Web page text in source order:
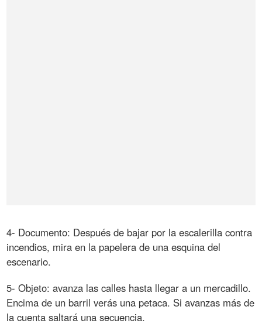
4- Documento: Después de bajar por la escalerilla contra
incendios, mira en la papelera de una esquina del
escenario.
5- Objeto: avanza las calles hasta llegar a un mercadillo.
Encima de un barril verás una petaca. Si avanzas más de
la cuenta saltará una secuencia.